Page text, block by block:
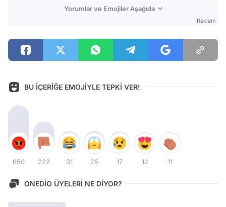
Yorumlar ve Emojiler Aşağıda
Reklam
BU İÇERİĞE EMOJİYLE TEPKİ VER!
650 222 31 25 17 12 11
ONEDİO ÜYELERİ NE DİYOR?